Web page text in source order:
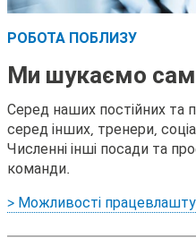
РОБОТА ПОБЛИЗУ
Ми шукаємо
Серед наших постійних та
серед інших, тренери,
Численні інші посади та
команди.
> Можливості